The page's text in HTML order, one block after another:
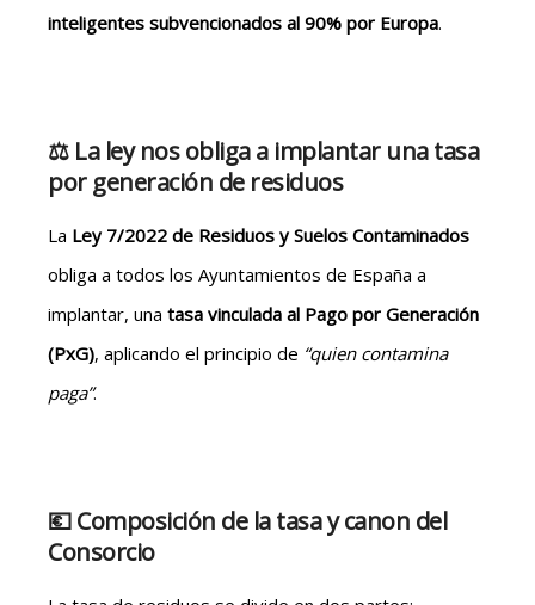
inteligentes subvencionados al 90% por Europa.
⚖️ La ley nos obliga a implantar una tasa
por generación de residuos
La Ley 7/2022 de Residuos y Suelos Contaminados
obliga a todos los Ayuntamientos de España a
implantar, una tasa vinculada al Pago por Generación
(PxG), aplicando el principio de “quien contamina
paga”.
💶 Composición de la tasa y canon del
Consorcio